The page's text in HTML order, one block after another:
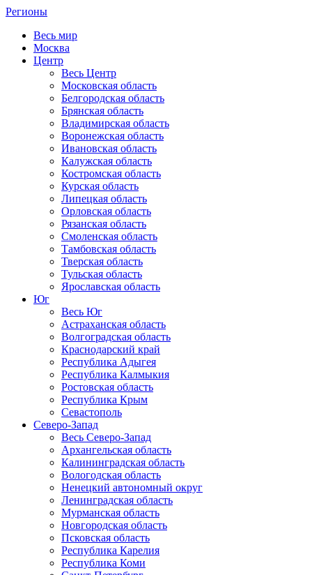
Регионы
Весь мир
Москва
Центр
Весь Центр
Московская область
Белгородская область
Брянская область
Владимирская область
Воронежская область
Ивановская область
Калужская область
Костромская область
Курская область
Липецкая область
Орловская область
Рязанская область
Смоленская область
Тамбовская область
Тверская область
Тульская область
Ярославская область
Юг
Весь Юг
Астраханская область
Волгоградская область
Краснодарский край
Республика Адыгея
Республика Калмыкия
Ростовская область
Республика Крым
Севастополь
Северо-Запад
Весь Северо-Запад
Архангельская область
Калининградская область
Вологодская область
Ненецкий автономный округ
Ленинградская область
Мурманская область
Новгородская область
Псковская область
Республика Карелия
Республика Коми